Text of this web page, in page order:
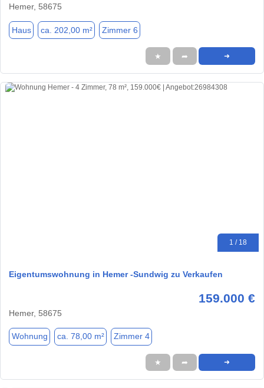
Hemer, 58675
Haus ca. 202,00 m² Zimmer 6
★ ➦ ➜
1 / 18
Eigentumswohnung in Hemer -Sundwig zu Verkaufen
159.000 €
Hemer, 58675
Wohnung ca. 78,00 m² Zimmer 4
★ ➦ ➜